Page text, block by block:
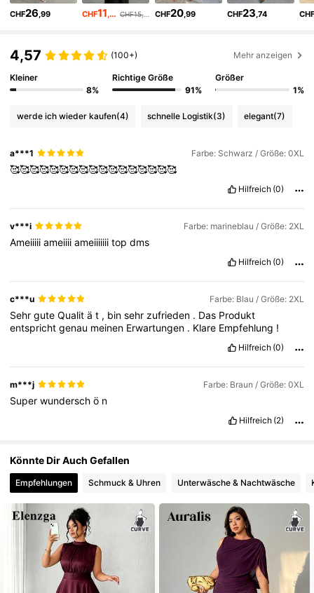
4,76 227K Follower
4,76
4,76 227K Follower
227K Follower
CHF26,99 CHF11,62 CHF15,01 CHF20,99 CHF23,74 CHF
4,57 (100+) Mehr anzeigen
Kleiner
8%
Richtige Größe
91%
Größer
1%
werde ich wieder kaufen(4) schnelle Logistik(3) elegant(7)
a***1 Farbe: Schwarz / Größe: 0XL
🥰🥰🥰🥰🥰🥰🥰🥰🥰🥰🥰🥰🥰🥰🥰🥰🥰
Hilfreich (0)
v***i Farbe: marineblau / Größe: 2XL
Ameiiiiiameiiiiameiiiiiiitopdms
Hilfreich (0)
c***u Farbe: Blau / Größe: 2XL
SehrguteQualität , binsehr zufrieden . Das Produkt
entsprichtgenau meinen Erwartungen . Klare Empfehlung !
Hilfreich (0)
m***j Farbe: Braun / Größe: 0XL
Superwunderschö n
Hilfreich (2)
Könnte Dir Auch Gefallen
Empfehlungen Schmuck & Uhren Unterwäsche & Nachtwäsche